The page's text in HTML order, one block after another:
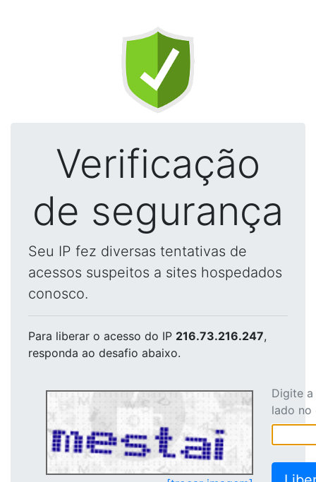
Verificação
de segurança
Seu IP fez diversas tentativas de
acessos suspeitos a sites hospedados
conosco.
Para liberar o acesso do IP 216.73.216.247,
responda ao desafio abaixo.
Digite
lado no